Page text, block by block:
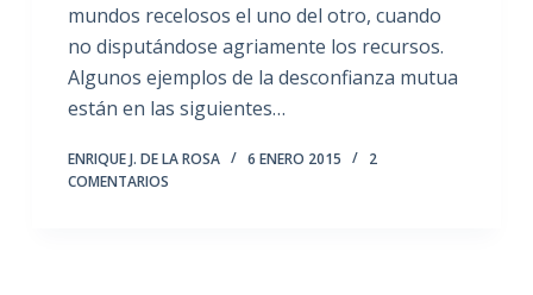
mundos recelosos el uno del otro, cuando
no disputándose agriamente los recursos.
Algunos ejemplos de la desconfianza mutua
están en las siguientes…
ENRIQUE J. DE LA ROSA 6 ENERO 2015
2
COMENTARIOS